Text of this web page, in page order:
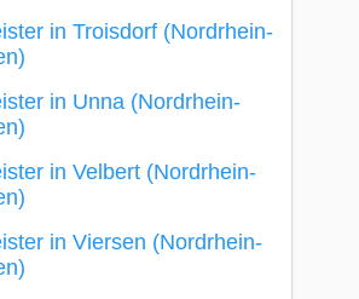
in Troisdorf (Nordrhein-
in Unna (Nordrhein-
in Velbert (Nordrhein-
in Viersen (Nordrhein-